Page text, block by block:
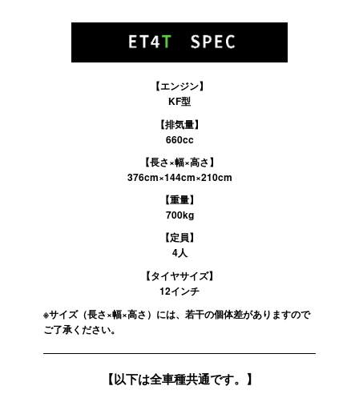
【エンジン】
KF型
【排気量】
660cc
【長さ×幅×高さ】
376cm×144cm×210cm
【重量】
700kg
【定員】
4人
【タイヤサイズ】
12インチ
※サイズ（長さ×幅×高さ）には、若干の個体差がありますので
ご了承ください。
【以下は全車種共通です。】